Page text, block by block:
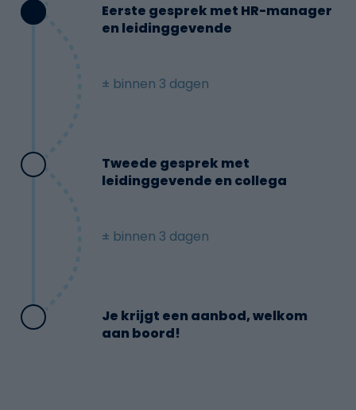
± binnen 3 dagen
Eerste gesprek met HR-manager
en leidinggevende
± binnen 3 dagen
Tweede gesprek met
leidinggevende en collega
Je krijgt een aanbod, welkom
aan boord!